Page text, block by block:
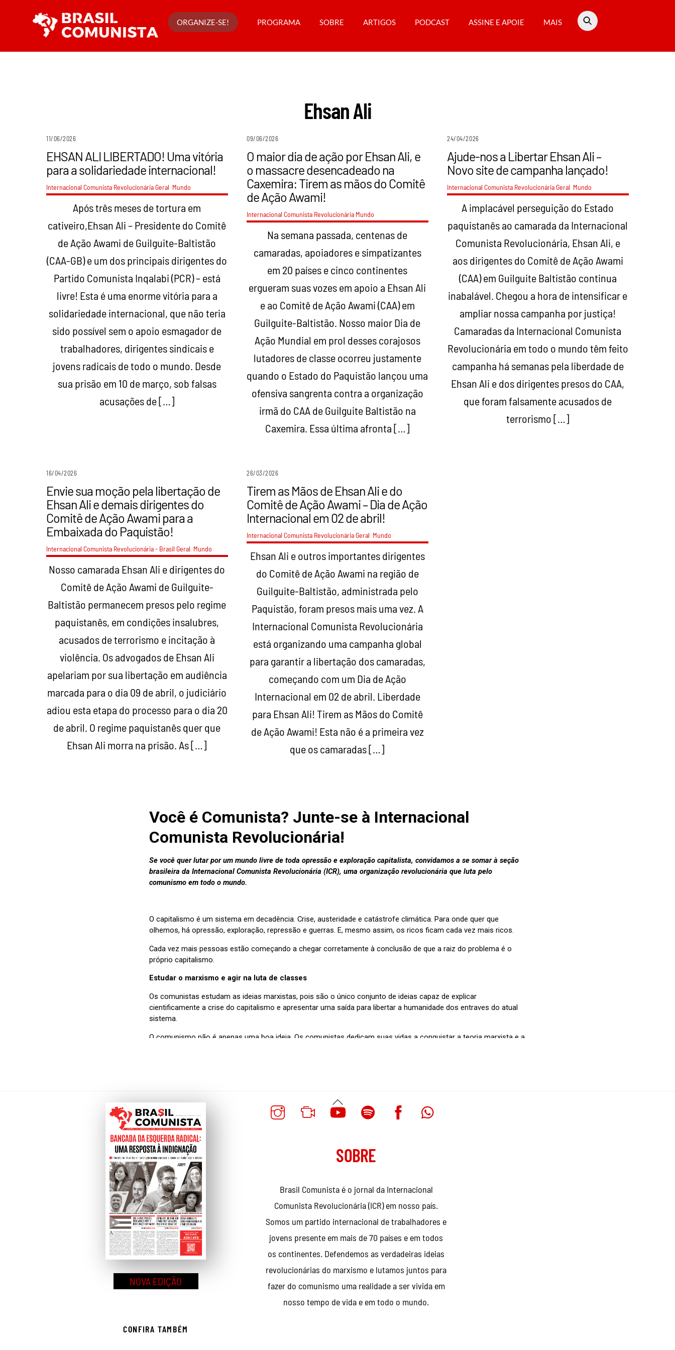
conteúdo
ORGANIZE-SE! PROGRAMA SOBRE ARTIGOS PODCAST ASSINE E APOIE MAIS
Ehsan Ali
11/06/2026
EHSAN ALI LIBERTADO! Uma vitória
para a solidariedade internacional!
Internacional Comunista RevolucionáriaGeral Mundo
Após três meses de tortura em
cativeiro,Ehsan Ali – Presidente do Comitê
de Ação Awami de Guilguite-Baltistão
(CAA-GB) e um dos principais dirigentes do
Partido Comunista Inqalabi (PCR) – está
livre! Esta é uma enorme vitória para a
solidariedade internacional, que não teria
sido possível sem o apoio esmagador de
trabalhadores, dirigentes sindicais e
jovens radicais de todo o mundo. Desde
sua prisão em 10 de março, sob falsas
acusações de […]
09/06/2026
O maior dia de ação por Ehsan Ali, e
o massacre desencadeado na
Caxemira: Tirem as mãos do Comitê
de Ação Awami!
Internacional Comunista Revolucionária Mundo
Na semana passada, centenas de
camaradas, apoiadores e simpatizantes
em 20 países e cinco continentes
ergueram suas vozes em apoio a Ehsan Ali
e ao Comitê de Ação Awami (CAA) em
Guilguite-Baltistão. Nosso maior Dia de
Ação Mundial em prol desses corajosos
lutadores de classe ocorreu justamente
quando o Estado do Paquistão lançou uma
ofensiva sangrenta contra a organização
irmã do CAA de Guilguite Baltistão na
Caxemira. Essa última afronta […]
24/04/2026
Ajude-nos a Libertar Ehsan Ali –
Novo site de campanha lançado!
Internacional Comunista RevolucionáriaGeral Mundo
A implacável perseguição do Estado
paquistanês ao camarada da Internacional
Comunista Revolucionária, Ehsan Ali, e
aos dirigentes do Comitê de Ação Awami
(CAA) em Guilguite Baltistão continua
inabalável. Chegou a hora de intensificar e
ampliar nossa campanha por justiça!
Camaradas da Internacional Comunista
Revolucionária em todo o mundo têm feito
campanha há semanas pela liberdade de
Ehsan Ali e dos dirigentes presos do CAA,
que foram falsamente acusados de
terrorismo […]
16/04/2026
Envie sua moção pela libertação de
Ehsan Ali e demais dirigentes do
Comitê de Ação Awami para a
Embaixada do Paquistão!
Internacional Comunista Revolucionária - Brasil Geral Mundo
Nosso camarada Ehsan Ali e dirigentes do
Comitê de Ação Awami de Guilguite-
Baltistão permanecem presos pelo regime
paquistanês, em condições insalubres,
acusados de terrorismo e incitação à
violência. Os advogados de Ehsan Ali
apelariam por sua libertação em audiência
marcada para o dia 09 de abril, o judiciário
adiou esta etapa do processo para o dia 20
de abril. O regime paquistanês quer que
Ehsan Ali morra na prisão. As […]
26/03/2026
Tirem as Mãos de Ehsan Ali e do
Comitê de Ação Awami – Dia de Ação
Internacional em 02 de abril!
Internacional Comunista RevolucionáriaGeral Mundo
Ehsan Ali e outros importantes dirigentes
do Comitê de Ação Awami na região de
Guilguite-Baltistão, administrada pelo
Paquistão, foram presos mais uma vez. A
Internacional Comunista Revolucionária
está organizando uma campanha global
para garantir a libertação dos camaradas,
começando com um Dia de Ação
Internacional em 02 de abril. Liberdade
para Ehsan Ali! Tirem as Mãos do Comitê
de Ação Awami! Esta não é a primeira vez
que os camaradas […]
Voltar
Ao
NOVA EDIÇÃO
SOBRE
Brasil Comunista é o jornal da Internacional
Comunista Revolucionária (ICR) em nosso país.
Somos um partido internacional de trabalhadores e
jovens presente em mais de 70 países e em todos
os continentes. Defendemos as verdadeiras ideias
revolucionárias do marxismo e lutamos juntos para
fazer do comunismo uma realidade a ser vivida em
nosso tempo de vida e em todo o mundo.
CONFIRA TAMBÉM